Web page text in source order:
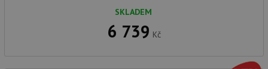
SKLADEM
6 739 Kč